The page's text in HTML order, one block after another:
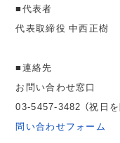
■代表者
代表取締役 中西正樹
■連絡先
お問い合わせ窓口
03-5457-3482 （祝日
問い合わせフォーム